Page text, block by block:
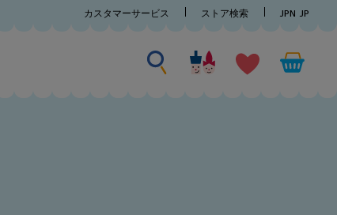
カスタマーサービス ストア検索 JPN JP
何
か
を